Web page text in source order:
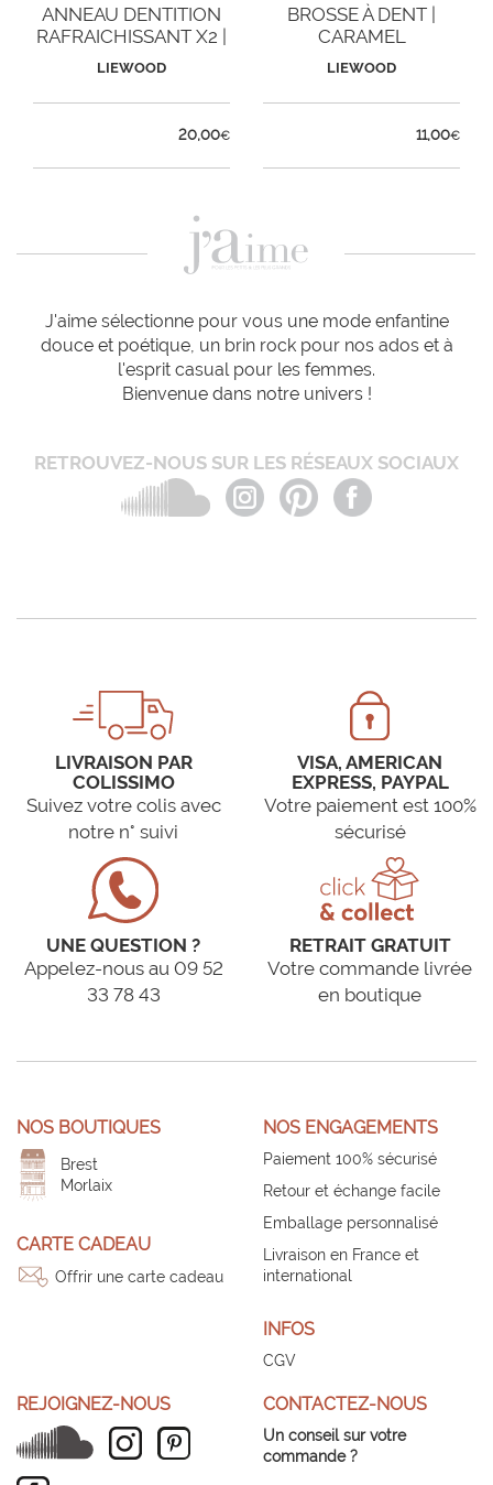
ANNEAU DENTITION
RAFRAICHISSANT X2 |
ROSE
LIEWOOD
20,00€
BROSSE À DENT |
CARAMEL
LIEWOOD
11,00€
J'aime sélectionne pour vous une mode enfantine
douce et poétique, un brin rock pour nos ados et à
l'esprit casual pour les femmes.
Bienvenue dans notre univers !
RETROUVEZ-NOUS SUR LES RÉSEAUX SOCIAUX
LIVRAISON PAR
COLISSIMO
Suivez votre colis avec
notre n° suivi
VISA, AMERICAN
EXPRESS, PAYPAL
Votre paiement est 100%
sécurisé
UNE QUESTION ?
Appelez-nous au 09 52
33 78 43
RETRAIT GRATUIT
Votre commande livrée
en boutique
NOS BOUTIQUES
Brest
Morlaix
CARTE CADEAU
Offrir une carte cadeau
NOS ENGAGEMENTS
Paiement 100% sécurisé
Retour et échange facile
Emballage personnalisé
Livraison en France et
international
INFOS
CGV
REJOIGNEZ-NOUS CONTACTEZ-NOUS
Un conseil sur votre
commande ?